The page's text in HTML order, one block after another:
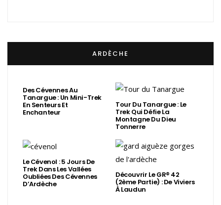
ARDÈCHE
Des Cévennes Au
Tanargue : Un Mini-Trek
En Senteurs Et
Enchanteur
Tour Du Tanargue : Le
Trek Qui Défie La
Montagne Du Dieu
Tonnerre
Le Cévenol : 5 Jours De
Trek Dans Les Vallées
Oubliées Des Cévennes
D’Ardèche
Découvrir Le GR® 42
(2ème Partie) : De Viviers
À Laudun